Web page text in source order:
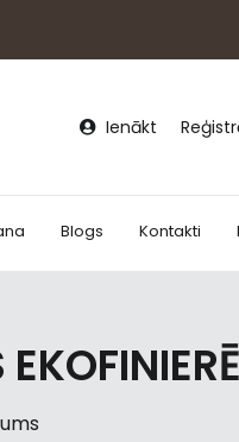
Ienākt
Blogs Kontakti